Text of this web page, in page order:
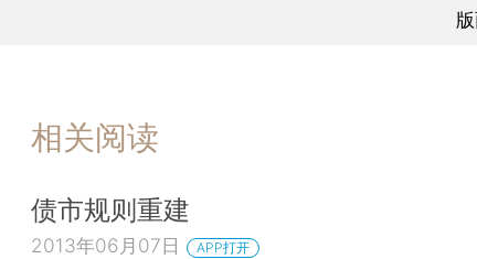
相关阅读
债市规则重建
2013年06月07日 APP打开